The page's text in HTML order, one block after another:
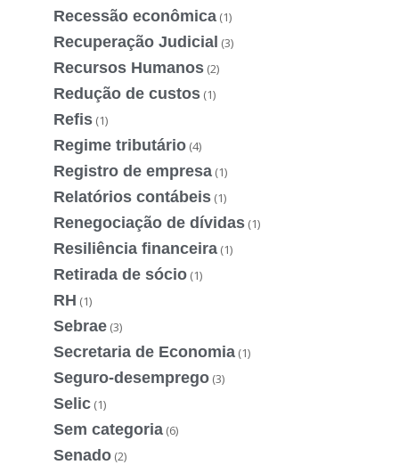
Recessão econômica (1)
Recuperação Judicial (3)
Recursos Humanos (2)
Redução de custos (1)
Refis (1)
Regime tributário (4)
Registro de empresa (1)
Relatórios contábeis (1)
Renegociação de dívidas (1)
Resiliência financeira (1)
Retirada de sócio (1)
RH (1)
Sebrae (3)
Secretaria de Economia (1)
Seguro-desemprego (3)
Selic (1)
Sem categoria (6)
Senado (2)